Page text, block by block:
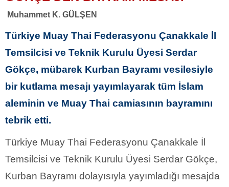
Muhammet K. GÜLŞEN
Türkiye Muay Thai Federasyonu Çanakkale İl
Temsilcisi ve Teknik Kurulu Üyesi Serdar
Gökçe, mübarek Kurban Bayramı vesilesiyle
bir kutlama mesajı yayımlayarak tüm İslam
aleminin ve Muay Thai camiasının bayramını
tebrik etti.
Türkiye Muay Thai Federasyonu Çanakkale İl
Temsilcisi ve Teknik Kurulu Üyesi Serdar Gökçe,
Kurban Bayramı dolayısıyla yayımladığı mesajda